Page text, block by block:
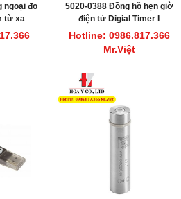
ngoại đo
từ xa
895
5020-0388 Đồng hồ hẹn giờ
điện tử Digial Timer I
DOSTMANN
Hotline: 0986.817.366
Mr.Việt